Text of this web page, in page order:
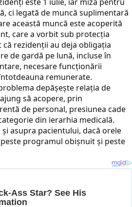
ci legată de muncă suplimentară
această muncă este acoperită
care a vorbit sub protecția
rezidenții au deja obligația
de gardă pe lună, incluse în
necesare funcționării
remunerate.
depășește relația de
să acopere, prin
de personal, presiunea cade
din ierarhia medicală.
asupra pacientului, dacă orele
programul obișnuit și peste